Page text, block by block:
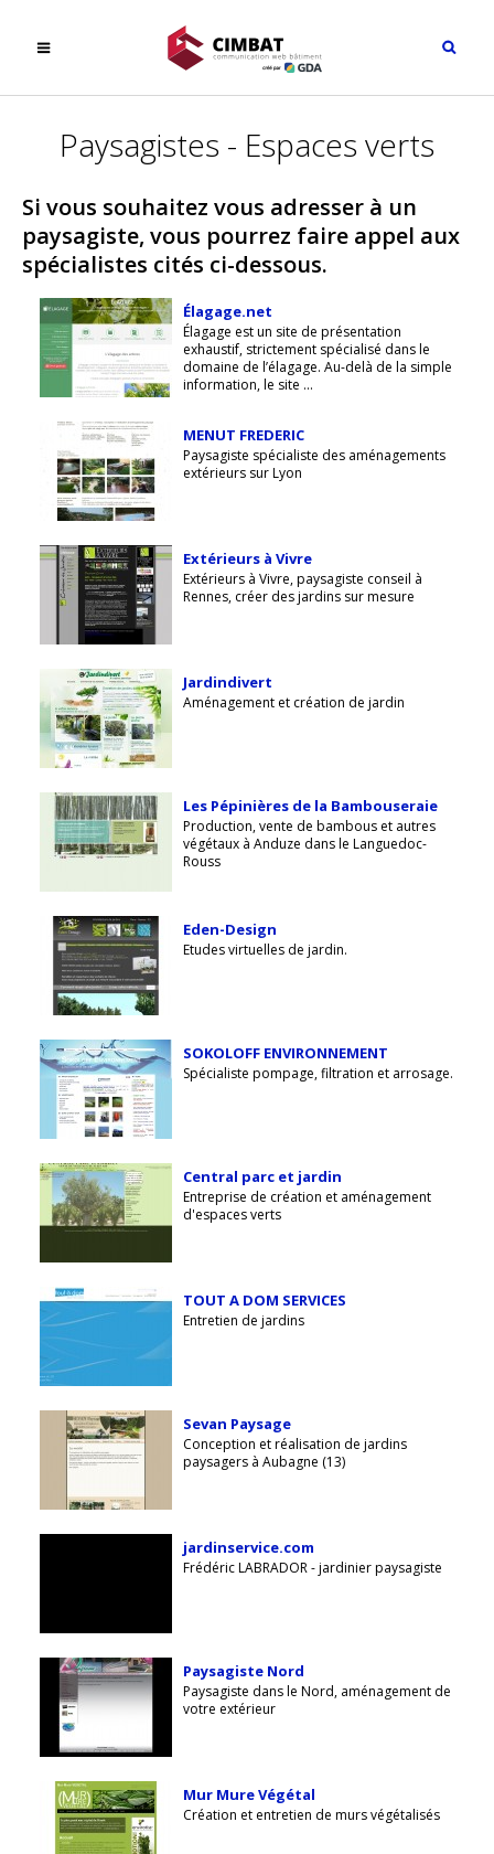
Paysagistes - Espaces verts
Si vous souhaitez vous adresser à un
paysagiste, vous pourrez faire appel aux
spécialistes cités ci-dessous.
Élagage.net
Élagage est un site de présentation
exhaustif, strictement spécialisé dans le
domaine de l’élagage. Au-delà de la simple
information, le site ...
MENUT FREDERIC
Paysagiste spécialiste des aménagements
extérieurs sur Lyon
Extérieurs à Vivre
Extérieurs à Vivre, paysagiste conseil à
Rennes, créer des jardins sur mesure
Jardindivert
Aménagement et création de jardin
Les Pépinières de la Bambouseraie
Production, vente de bambous et autres
végétaux à Anduze dans le Languedoc-
Rouss
Eden-Design
Etudes virtuelles de jardin.
SOKOLOFF ENVIRONNEMENT
Spécialiste pompage, filtration et arrosage.
Central parc et jardin
Entreprise de création et aménagement
d'espaces verts
TOUT A DOM SERVICES
Entretien de jardins
Sevan Paysage
Conception et réalisation de jardins
paysagers à Aubagne (13)
jardinservice.com
Frédéric LABRADOR - jardinier paysagiste
Paysagiste Nord
Paysagiste dans le Nord, aménagement de
votre extérieur
Mur Mure Végétal
Création et entretien de murs végétalisés